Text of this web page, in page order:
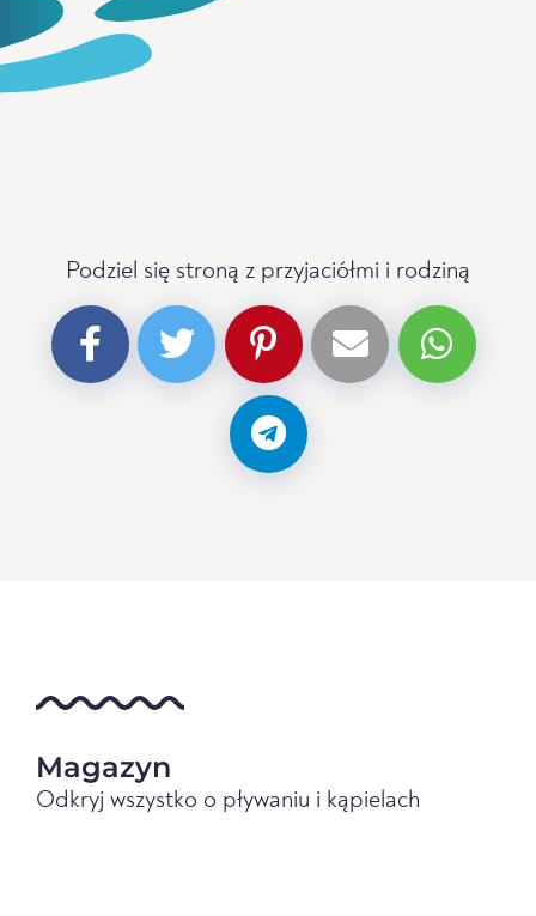
Podziel się stroną z przyjaciółmi i rodziną
Magazyn
Odkryj wszystko o pływaniu i kąpielach